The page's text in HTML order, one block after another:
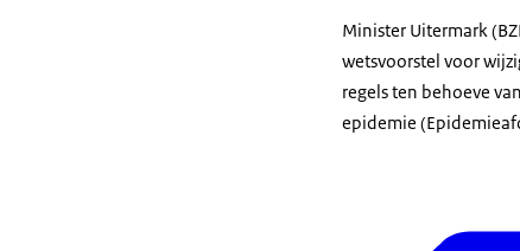
Minister Uitermark
wetsvoorstel voor
regels ten behoeve
epidemie